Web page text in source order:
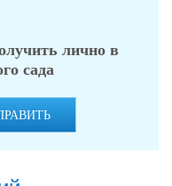
лично в
сада